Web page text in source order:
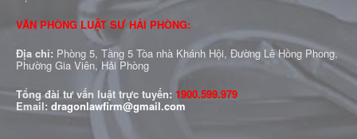
VĂN PHÒNG LUẬT SƯ HẢI PHÒNG:
Địa chỉ: Phòng 5, Tầng 5 Tòa nhà Khánh Hội, Đường Lê Hồng Phong,
Phường Gia Viên, Hải Phòng
Tổng đài tư vấn luật trực tuyến: 1900.599.979
Email: dragonlawfirm@gmail.com